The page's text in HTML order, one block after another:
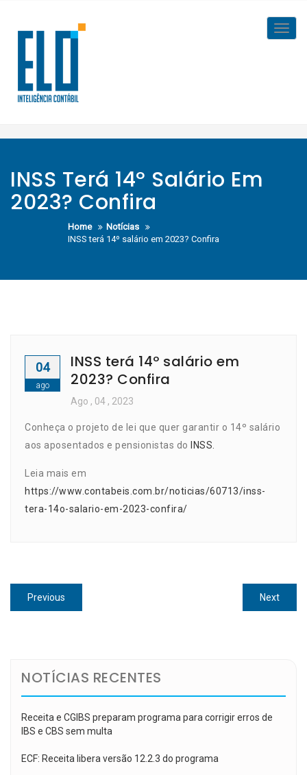
content
INSS Terá 14º Salário Em
2023? Confira
Home
Notícias
INSS terá 14º salário em 2023? Confira
04
ago
INSS terá 14º salário em
2023? Confira
Ago , 04 , 2023
Conheça o projeto de lei que quer garantir o 14º salário
aos aposentados e pensionistas do INSS.
Leia mais em
https://www.contabeis.com.br/noticias/60713/inss-
tera-14o-salario-em-2023-confira/
Navegação
de
Previous
post:
NextNext
post:
NOTÍCIAS RECENTES
Receita e CGIBS preparam programa para corrigir erros de
IBS e CBS sem multa
ECF: Receita libera versão 12.2.3 do programa